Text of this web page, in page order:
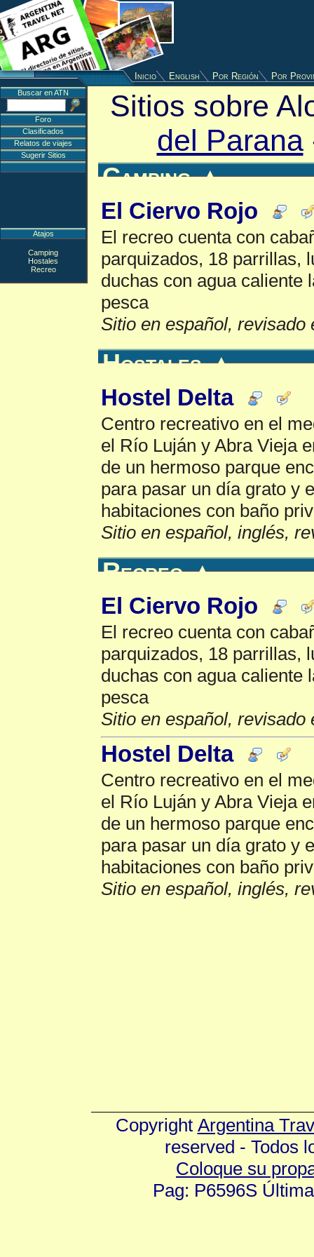
Inicio English Por Región Por
Sitios sobre
del Parana
Camping▲
El Ciervo Rojo
El recreo cuenta con
parquizados, 18 parrillas,
duchas con agua caliente
pesca
Sitio en español, revisado
Hostales▲
Hostel Delta
Centro recreativo en el
el Río Luján y Abra Vieja
de un hermoso parque
para pasar un día grato y
habitaciones con baño
Sitio en español, inglés,
Recreo▲
El Ciervo Rojo
El recreo cuenta con
parquizados, 18 parrillas,
duchas con agua caliente
pesca
Sitio en español, revisado
Hostel Delta
Centro recreativo en el
el Río Luján y Abra Vieja
de un hermoso parque
para pasar un día grato y
habitaciones con baño
Sitio en español, inglés,
Buscar en ATN
Foro
Clasificados
Relatos de viajes
Sugerir Sitios
Atajos
Camping
Hostales
Recreo
Copyright Argentina
reserved - Todos
Coloque su
Pag: P6596S